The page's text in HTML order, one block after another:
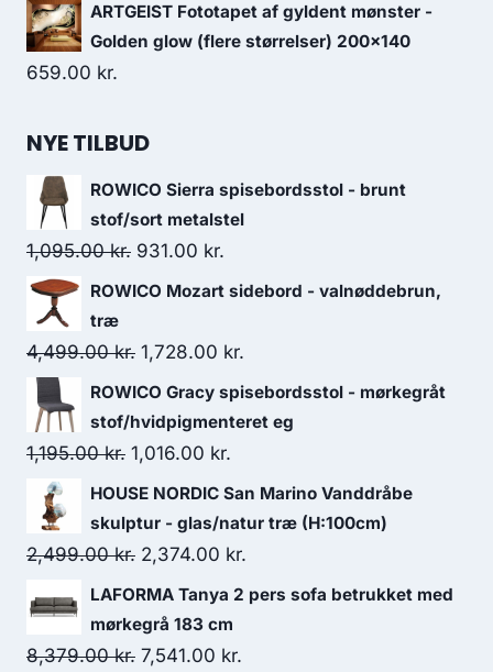
ARTGEIST Fototapet af gyldent mønster -
Golden glow (flere størrelser) 200x140
659.00 kr.
NYE TILBUD
ROWICO Sierra spisebordsstol - brunt
stof/sort metalstel
1,095.00kr. 931.00 kr.
ROWICO Mozart sidebord - valnøddebrun,
træ
4,499.00kr. 1,728.00 kr.
ROWICO Gracy spisebordsstol - mørkegråt
stof/hvidpigmenteret eg
1,195.00kr. 1,016.00 kr.
HOUSE NORDIC San Marino Vanddråbe
skulptur - glas/natur træ (H:100cm)
2,499.00kr. 2,374.00 kr.
LAFORMA Tanya 2 pers sofa betrukket med
mørkegrå 183 cm
8,379.00kr. 7,541.00 kr.